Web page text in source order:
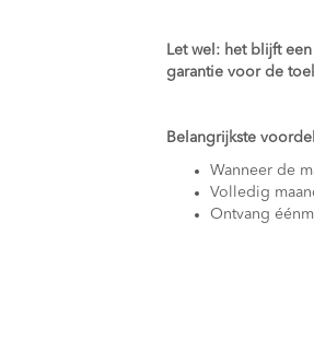
Let wel: het blijft
garantie voor de
Belangrijkste
Wanneer de
Volledig
Ontvang